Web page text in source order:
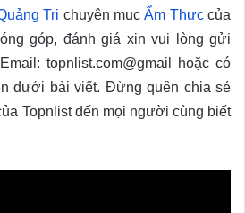
Trị chuyên mụcẨm Thựccủa
góp, đánh giá xin vui lòng gửi
topnlist.com@gmail hoặc có
dưới bài viết. Đừng quên chia sẻ
Topnlist đến mọi người cùng biết